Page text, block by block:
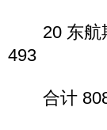
20 东航期
493
合计